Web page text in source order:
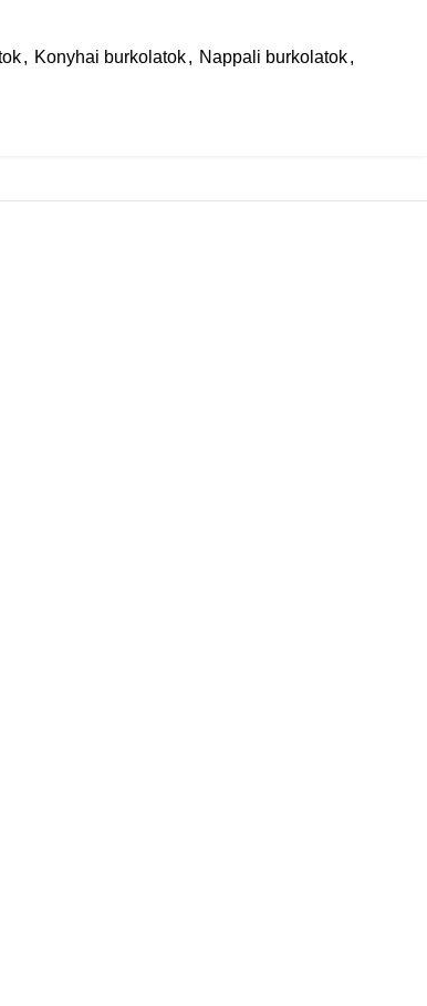
, Konyhai burkolatok, Nappali burkolatok,